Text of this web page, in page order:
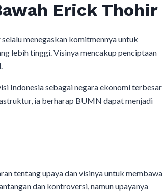
Erick Thohir
menegaskan komitmennya untuk
lebih tinggi. Visinya mencakup penciptaan
Indonesia sebagai negara ekonomi terbesar
ia berharap BUMN dapat menjadi
tentang upaya dan visinya untuk membawa
dan kontroversi, namun upayanya